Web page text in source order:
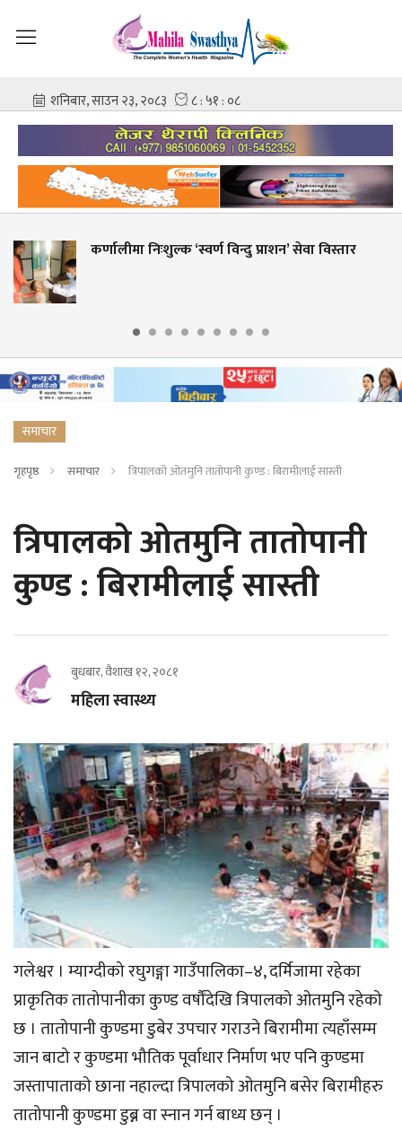
निःशुल्क ‘स्वर्ण विन्दु प्राशन’ सेवा विस्तार
समाचार
गृहपृष्ठ समाचार त्रिपालको ओतमुनि तातोपानी कुण्ड : बिरामीलाई सास्ती
त्रिपालको ओतमुनि तातोपानी
कुण्ड : बिरामीलाई सास्ती
बुधबार, वैशाख १२, २०८१
महिला स्वास्थ्य
गलेश्वर । म्याग्दीको रघुगङ्गा गाउँपालिका–४, दर्मिजामा रहेका
प्राकृतिक तातोपानीका कुण्ड वर्षौंदेखि त्रिपालको ओतमुनि रहेको
छ । तातोपानी कुण्डमा डुबेर उपचार गराउने बिरामीमा त्यहाँसम्म
जान बाटो र कुण्डमा भौतिक पूर्वाधार निर्माण भए पनि कुण्डमा
जस्तापाताको छाना नहाल्दा त्रिपालको ओतमुनि बसेर बिरामीहरु
तातोपानी कुण्डमा डुब्न वा स्नान गर्न बाध्य छन् ।